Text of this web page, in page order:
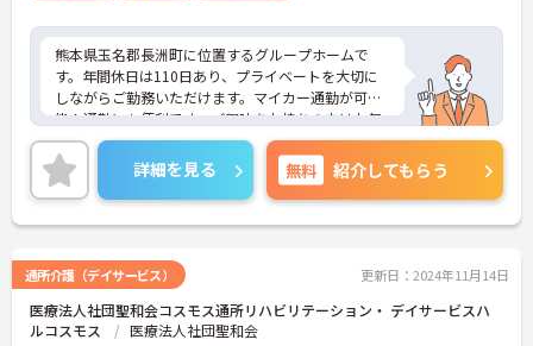
熊本県玉名郡長洲町に位置するグループホームで
す。年間休日は110日あり、プライベートを大切に
しながらご勤務いただけます。マイカー通勤が可
能！通勤にも便利です。ご興味をお持ちの方はお気
軽にお問い合わせください。
詳細を見る 無料 紹介してもらう
通所介護（デイサービス） 更新日：2024年11月14日
医療法人社団聖和会コスモス通所リハビリテーション・ デイサービスハ
ルコスモス
医療法人社団聖和会